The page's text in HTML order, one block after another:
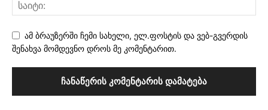
ამ ბრაუზერში ჩემი სახელი, ელ.ფოსტის და ვებ-გვერდის
შენახვა მომდევნო დროს მე კომენტარით.